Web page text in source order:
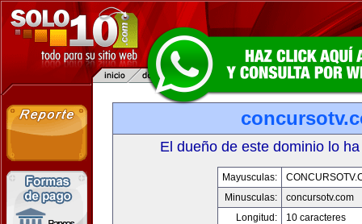
El dueño de este dominio lo
Mayusculas:
Minusculas:
concursotv.com
Longitud:
10 caracteres